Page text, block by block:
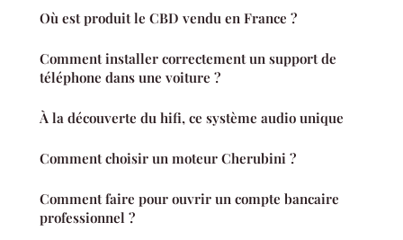
Où est produit le CBD vendu en France ?
Comment installer correctement un support de
téléphone dans une voiture ?
À la découverte du hifi, ce système audio unique
Comment choisir un moteur Cherubini ?
Comment faire pour ouvrir un compte bancaire
professionnel ?